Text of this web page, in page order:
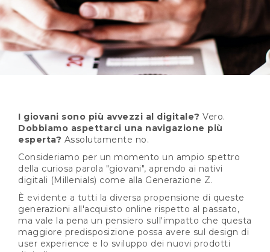
I giovani sono più avvezzi al digitale? Vero.
Dobbiamo aspettarci una navigazione più
esperta? Assolutamente no.
Consideriamo per un momento un ampio spettro
della curiosa parola "giovani", aprendo ai nativi
digitali (Millenials) come alla Generazione Z.
È evidente a tutti la diversa propensione di queste
generazioni all'acquisto online rispetto al passato,
ma vale la pena un pensiero sull'impatto che questa
maggiore predisposizione possa avere sul design di
user experience e lo sviluppo dei nuovi prodotti